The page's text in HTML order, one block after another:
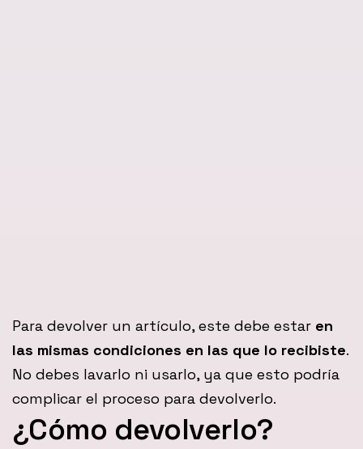
Para devolver un artículo, este debe estar en
las mismas condiciones en las que lo recibiste.
No debes lavarlo ni usarlo, ya que esto podría
complicar el proceso para devolverlo.
¿Cómo devolverlo?